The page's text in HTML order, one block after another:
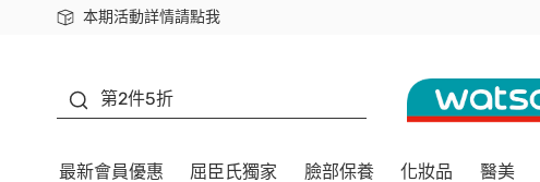
本期活動詳情請點我
下載app最高回饋$350
第2件5折
最新會員優惠 屈臣氏獨家 臉部保養 化妝品 醫美